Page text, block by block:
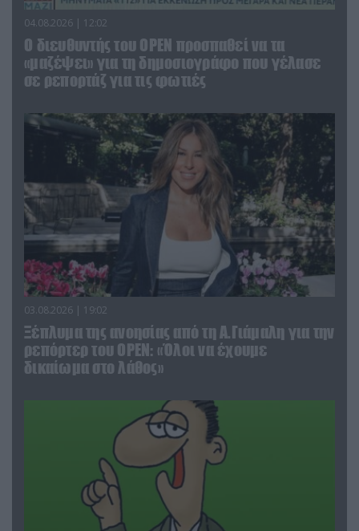
04.08.2026 | 12:02
O διευθυντής του OPEN προσπαθεί να τα
«μαζέψει» για τη δημοσιογράφο που γέλασε
σε ρεπορτάζ για τις φωτιές
03.08.2026 | 19:02
Ξέπλυμα της ανοησίας από τη Α.Γιάμαλη για την
ρεπόρτερ του ΟΡΕΝ: «Όλοι να έχουμε
δικαίωμα στο λάθος»